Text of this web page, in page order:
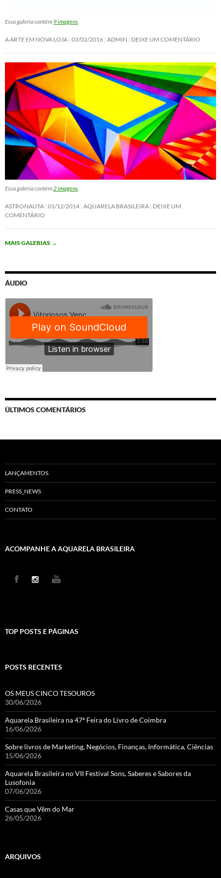
Essa galeria contém 9 imagens.
A ARTE EM NOVA LOJA 03/02/2016 ADMIN DEIXE UM COMENTÁRIO
Essa galeria contém2 imagens.
ASTRONAUTA 01/12/2014 AQUARELA BRASILEIRA DEIXE UM
COMENTÁRIO
MAIS GALERIAS →
ÁUDIO
ÚLTIMOS COMENTÁRIOS
LANÇAMENTOS
PRESS_NEWS
CONTATO
ACOMPANHE A AQUARELA BRASILEIRA
TOP POSTS E PÁGINAS
POSTS RECENTES
OS MEUS CINCO TESOUROS
30/06/2026
Aquarela Brasileira na 47ª Feira do Livro de Coimbra
16/06/2026
Sobre livros de Marketing, Negócios, Finanças, Informática, Ciências
15/06/2026
Aquarela Brasileira no VII Festival Sons, Saberes e Sabores da
Lusofonia
07/06/2026
Casas que Vêm do Mar
26/05/2026
ARQUIVOS